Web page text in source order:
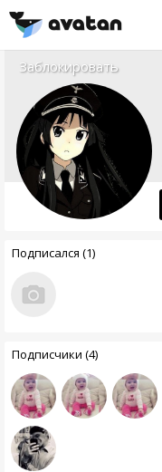
Заблокировать
Подписался (1)
Подписчики (4)